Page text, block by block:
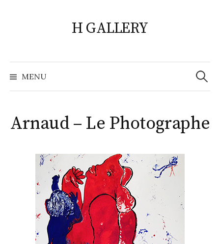
H GALLERY
MENU
Search
for:
Arnaud – Le Photographe